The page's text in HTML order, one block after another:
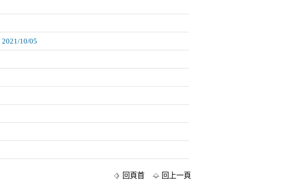
2021/10/05
回頁首 回上一頁